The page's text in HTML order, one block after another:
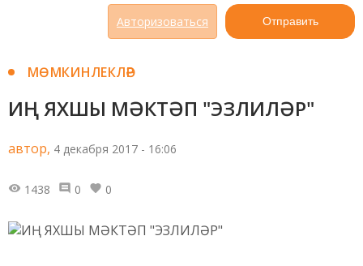
Авторизоваться Отправить
МӨМКИНЛЕКЛӘР
ИҢ ЯХШЫ МӘКТӘП "ЭЗЛИЛӘР"
автор, 4 декабря 2017 - 16:06
1438 0 0